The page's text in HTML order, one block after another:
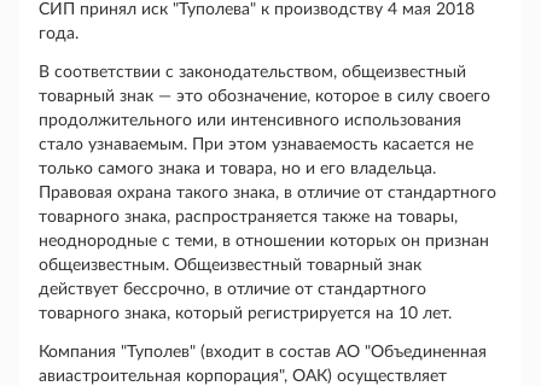
СИП принял иск "Туполева" к производству 4 мая 2018
года.
В соответствии с законодательством, общеизвестный
товарный знак — это обозначение, которое в силу своего
продолжительного или интенсивного использования
стало узнаваемым. При этом узнаваемость касается не
только самого знака и товара, но и его владельца.
Правовая охрана такого знака, в отличие от стандартного
товарного знака, распространяется также на товары,
неоднородные с теми, в отношении которых он признан
общеизвестным. Общеизвестный товарный знак
действует бессрочно, в отличие от стандартного
товарного знака, который регистрируется на 10 лет.
Компания "Туполев" (входит в состав АО "Объединенная
авиастроительная корпорация", ОАК) осуществляет